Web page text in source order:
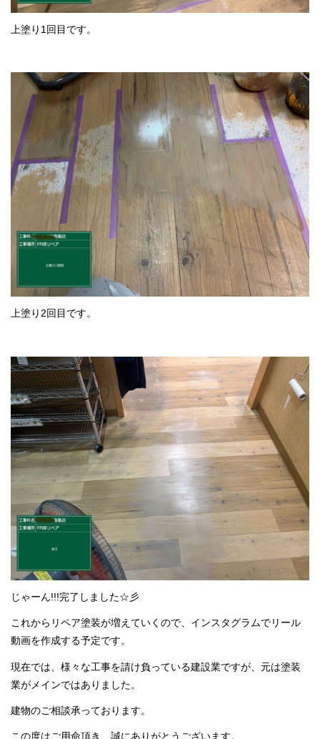
上塗り1回目です。
上塗り2回目です。
じゃーん!!!完了しました☆彡
これからリペア塗装が増えていくので、インスタグラムでリール
動画を作成する予定です。
現在では、様々な工事を請け負っている建設業ですが、元は塗装
業がメインではありました。
建物のご相談承っております。
この度はご用命頂き、誠にありがとうございます。